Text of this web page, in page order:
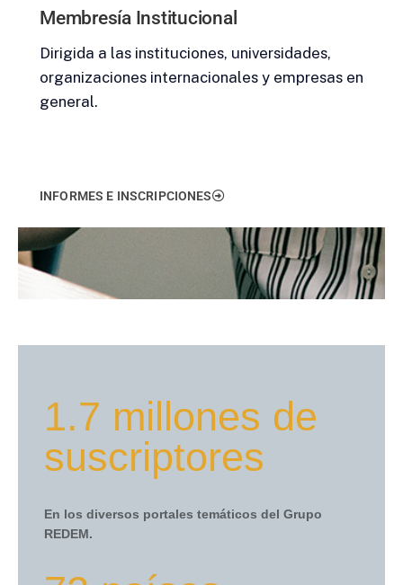
Membresía Institucional
Dirigida a las instituciones, universidades,
organizaciones internacionales y empresas en
general.
INFORMES E INSCRIPCIONES
1.7 millones de
suscriptores
En los diversos portales temáticos del Grupo
REDEM.